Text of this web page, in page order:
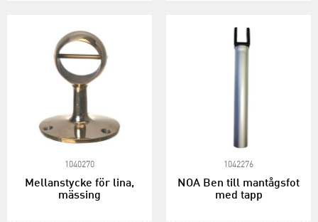
1040270
Mellanstycke för lina,
mässing
1042276
NOA Ben till mantågsfot
med tapp